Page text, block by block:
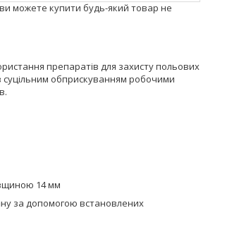
ви можете купити будь-який товар не
препаратів для захисту польових
суцільним обприскуванням робочими
14 мм
за допомогою встановлених